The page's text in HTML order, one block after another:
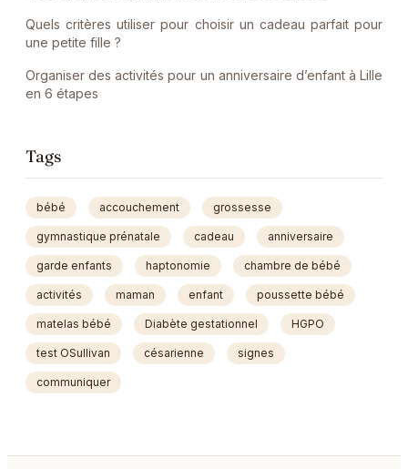
Quels critères utiliser pour choisir un cadeau parfait pour
une petite fille ?
Organiser des activités pour un anniversaire d’enfant à Lille
en 6 étapes
Tags
bébé accouchement grossesse
gymnastique prénatale cadeau anniversaire
garde enfants haptonomie chambre de bébé
activités maman enfant poussette bébé
matelas bébé Diabète gestationnel HGPO
test OSullivan césarienne signes
communiquer